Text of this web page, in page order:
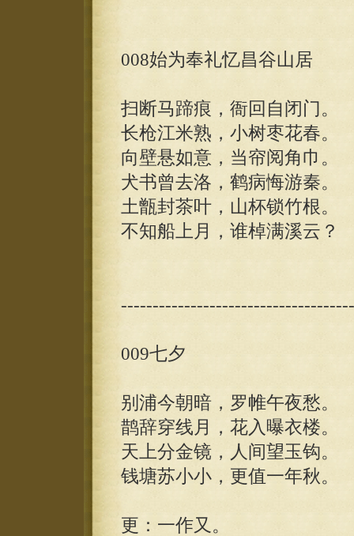
008始为奉礼忆昌谷山居
扫断马蹄痕，衙回自闭门。
长枪江米熟，小树枣花春。
向壁悬如意，当帘阅角巾。
犬书曾去洛，鹤病悔游秦。
土甑封茶叶，山杯锁竹根。
不知船上月，谁棹满溪云？
009七夕
别浦今朝暗，罗帷午夜愁。
鹊辞穿线月，花入曝衣楼。
天上分金镜，人间望玉钩。
钱塘苏小小，更值一年秋。
更：一作又。